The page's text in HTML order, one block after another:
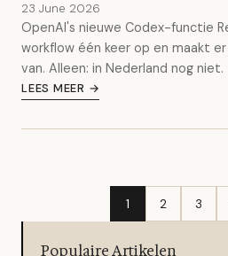
23 June 2026
OpenAI's nieuwe Codex-functie
workflow één keer op en maakt
van. Alleen: in Nederland nog niet.
LEES MEER →
1 2 3
Populaire Artikelen